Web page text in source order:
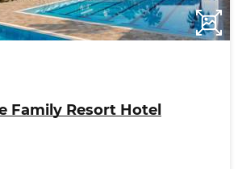
Family Resort Hotel